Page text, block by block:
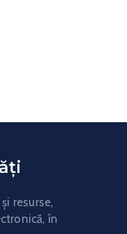
resurse,
în